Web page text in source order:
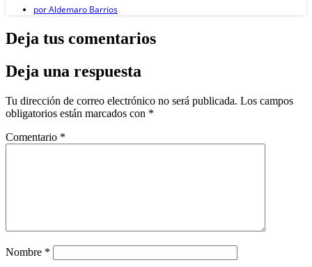
porAldemaro Barrios
Deja tus comentarios
Deja una respuesta
Tu dirección de correo electrónico no será publicada. Los campos
obligatorios están marcados con *
Comentario *
Nombre *